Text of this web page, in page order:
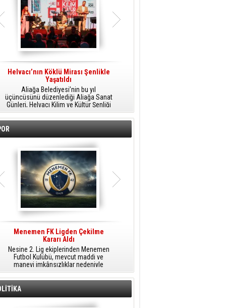
Helvacı’nın Köklü Mirası Şenlikle
Yaşatıldı
Aliağa Belediyesi’nin bu yıl
üçüncüsünü düzenlediği Aliağa Sanat
Günleri, Helvacı Kilim ve Kültür Şenliği
ile Helvacı’da renkli bir güne sahne
oldu.
birbirinden renkli etkinliklerle devam
Menemen FK Ligden Çekilme
Kararı Aldı
Nesine 2. Lig ekiplerinden Menemen
Futbol Kulübü, mevcut maddi ve
manevi imkânsızlıklar nedeniyle
ligden çekilme kararı aldığını açıkladı.